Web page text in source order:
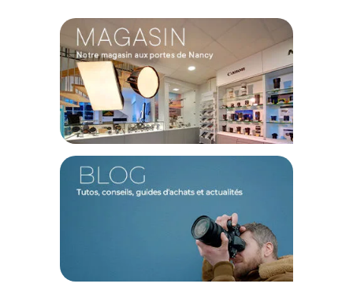
Une protection fiable face aux éléments
Les conditions météorologiques imprévisibles ne doivent
plus freiner votre processus créatif. Le revêtement de ce sac
de transport bénéficie d'un tissu spécifiquement conçu pour
être résistant à l'eau, formant un bouclier particulièrement
efficace contre l'humidité ou les légères averses. En
enveloppant votre équipement de cette barrière protectrice,
vous préservez l'électronique sensible et les optiques de
votre caméra Insta360 Luna Ultra lors de vos trajets urbains
ou de vos explorations en nature. Votre matériel arrive à
destination parfaitement au sec, prêt à enregistrer vos
meilleures séquences.
Caractéristiques du sac de transport Insta360 Luna :
Couleur : Noir
Protection externe : Tissu résistant à l'eau